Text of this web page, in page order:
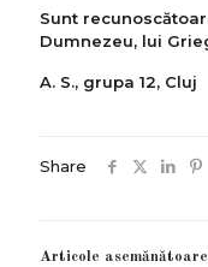
Sunt
Dumnezeu, lui
A. S., grupa 12, Cluj
Share
Articole asemănătoare